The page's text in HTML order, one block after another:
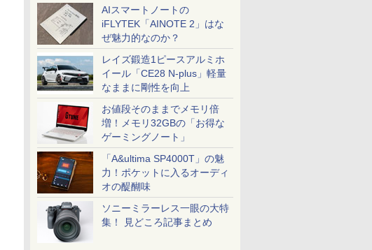
AIスマートノートの
iFLYTEK「AINOTE 2」はな
ぜ魅力的なのか？
レイズ鍛造1ピースアルミホ
イール「CE28 N-plus」軽量
なままに剛性を向上
お値段そのままでメモリ倍
増！メモリ32GBの「お得な
ゲーミングノート」
「A&ultima SP4000T」の魅
力！ポケットに入るオーディ
オの醍醐味
ソニーミラーレス一眼の大特
集！ 見どころ記事まとめ